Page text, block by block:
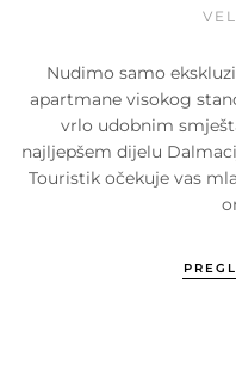
Nudimo samo
apartmane visokog
vrlo udobnim
najljepšem dijelu
Touristik očekuje vas